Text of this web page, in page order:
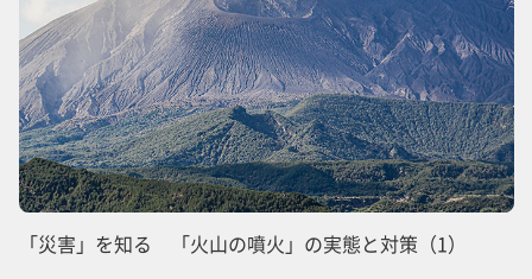
「災害」を知る 「火山の噴火」の実態と対策（1）